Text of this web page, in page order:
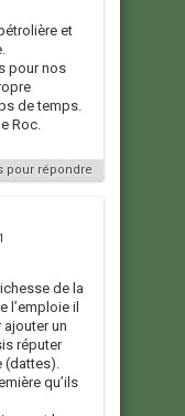
et
pour nos
de temps.
Roc.
pour répondre
de la
l’emploie il
ajouter un
réputer
qu’ils